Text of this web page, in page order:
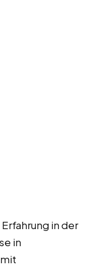
in der
in